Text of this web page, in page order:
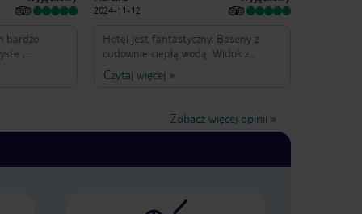
50 m
bardzo
,
duży wybór
miłe i
hotel ,
2024-11-12
Hotel jest fantastyczny. Baseny z
cudownie ciepłą wodą. Widok z
pokoju na ocean jest niesamowity.
Personel bardzo pomocny o uczynny.
Hotel zapewnia bezpieczeństwo.
Gorąco polecamy. Żal wyjeżdżać.
Czytaj więcej »
Zobacz więcej opinii »